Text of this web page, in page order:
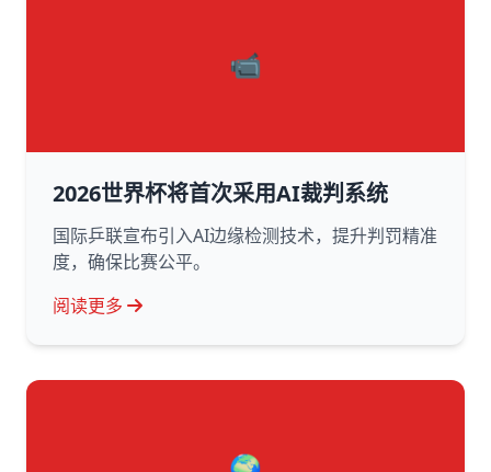
📹
2026世界杯将首次采用AI裁判系统
国际乒联宣布引入AI边缘检测技术，提升判罚精准
度，确保比赛公平。
阅读更多